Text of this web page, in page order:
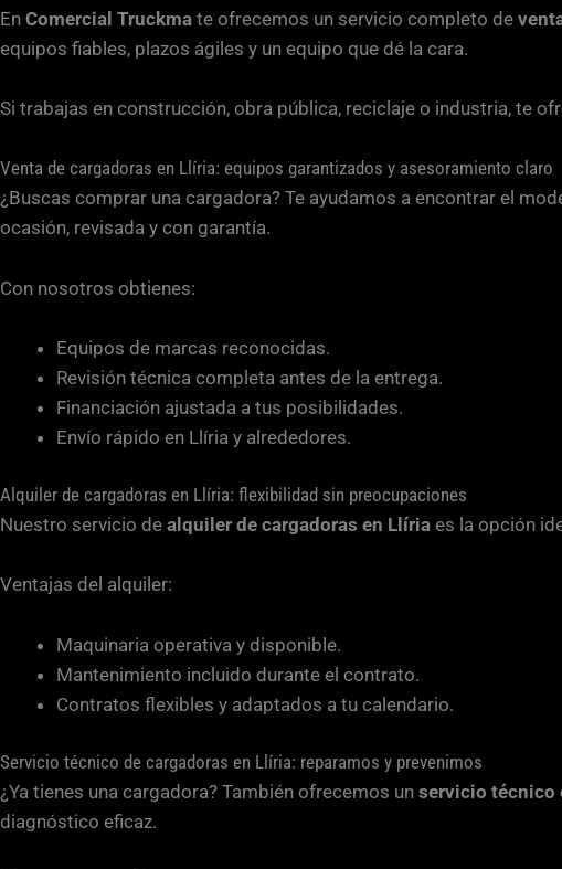
En Comercial Truckma te ofrecemos un servicio completo de
equipos fiables, plazos ágiles y un equipo que dé la cara.
Si trabajas en construcción, obra pública, reciclaje o industria, te
Venta de cargadoras en Llíria: equipos garantizados y asesoramiento claro
¿Buscas comprar una cargadora? Te ayudamos a encontrar el
ocasión, revisada y con garantía.
Con nosotros obtienes:
Equipos de marcas reconocidas.
Revisión técnica completa antes de la entrega.
Financiación ajustada a tus posibilidades.
Envío rápido en Llíria y alrededores.
Alquiler de cargadoras en Llíria: flexibilidad sin preocupaciones
Nuestro servicio de alquiler de cargadoras en Llíria es la opción
Ventajas del alquiler:
Maquinaria operativa y disponible.
Mantenimiento incluido durante el contrato.
Contratos flexibles y adaptados a tu calendario.
Servicio técnico de cargadoras en Llíria: reparamos y prevenimos
¿Ya tienes una cargadora? También ofrecemos un servicio técnico
diagnóstico eficaz.